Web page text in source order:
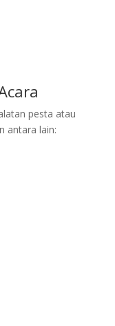
pesta atau
antara lain: